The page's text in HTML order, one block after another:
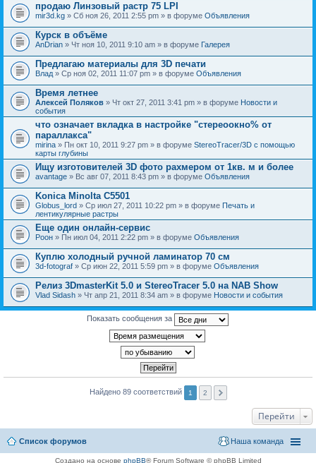
продаю Линзовый растр 75 LPI
mir3d.kg » Сб ноя 26, 2011 2:55 pm » в форуме Объявления
Курск в объёме
AnDrian » Чт ноя 10, 2011 9:10 am » в форуме Галерея
Предлагаю материалы для 3D печати
Влад » Ср ноя 02, 2011 11:07 pm » в форуме Объявления
Время летнее
Алексей Поляков » Чт окт 27, 2011 3:41 pm » в форуме Новости и
события
что означает вкладка в настройке "стереоокно% от
параллакса"
mirina » Пн окт 10, 2011 9:27 pm » в форуме StereoTracer/3D с помощью
карты глубины
Ищу изготовителей 3D фото рахмером от 1кв. м и более
avantage » Вс авг 07, 2011 8:43 pm » в форуме Объявления
Konica Minolta C5501
Globus_lord » Ср июл 27, 2011 10:22 pm » в форуме Печать и
лентикулярные растры
Еще один онлайн-сервис
Pоон » Пн июл 04, 2011 2:22 pm » в форуме Объявления
Куплю холодный ручной ламинатор 70 см
3d-fotograf » Ср июн 22, 2011 5:59 pm » в форуме Объявления
Релиз 3DmasterKit 5.0 и StereoTracer 5.0 на NAB Show
Vlad Sidash » Чт апр 21, 2011 8:34 am » в форуме Новости и события
Показать сообщения за
Найдено 89 соответствий 1 2
Перейти
Список форумов Наша команда
Создано на основе phpBB® Forum Software © phpBB Limited